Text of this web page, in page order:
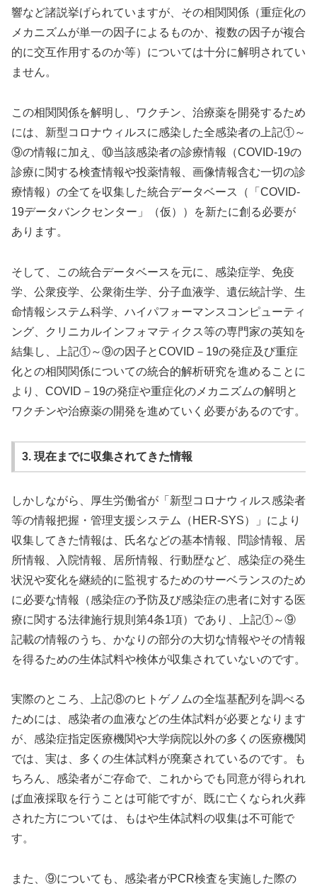
響など諸説挙げられていますが、その相関関係（重症化の
メカニズムが単一の因子によるものか、複数の因子が複合
的に交互作用するのか等）については十分に解明されてい
ません。
この相関関係を解明し、ワクチン、治療薬を開発するため
には、新型コロナウィルスに感染した全感染者の上記①～
⑨の情報に加え、⑩当該感染者の診療情報（COVID-19の
診療に関する検査情報や投薬情報、画像情報含む一切の診
療情報）の全てを収集した統合データベース（「COVID-
19データバンクセンター」（仮））を新たに創る必要が
あります。
そして、この統合データベースを元に、感染症学、免疫
学、公衆疫学、公衆衛生学、分子血液学、遺伝統計学、生
命情報システム科学、ハイパフォーマンスコンピューティ
ング、クリニカルインフォマティクス等の専門家の英知を
結集し、上記①～⑨の因子とCOVID－19の発症及び重症
化との相関関係についての統合的解析研究を進めることに
より、COVID－19の発症や重症化のメカニズムの解明と
ワクチンや治療薬の開発を進めていく必要があるのです。
3. 現在までに収集されてきた情報
しかしながら、厚生労働省が「新型コロナウィルス感染者
等の情報把握・管理支援システム（HER-SYS）」により
収集してきた情報は、氏名などの基本情報、問診情報、居
所情報、入院情報、居所情報、行動歴など、感染症の発生
状況や変化を継続的に監視するためのサーベランスのため
に必要な情報（感染症の予防及び感染症の患者に対する医
療に関する法律施行規則第4条1項）であり、上記①～⑨
記載の情報のうち、かなりの部分の大切な情報やその情報
を得るための生体試料や検体が収集されていないのです。
実際のところ、上記⑧のヒトゲノムの全塩基配列を調べる
ためには、感染者の血液などの生体試料が必要となります
が、感染症指定医療機関や大学病院以外の多くの医療機関
では、実は、多くの生体試料が廃棄されているのです。も
ちろん、感染者がご存命で、これからでも同意が得られれ
ば血液採取を行うことは可能ですが、既に亡くなられ火葬
された方については、もはや生体試料の収集は不可能で
す。
また、⑨についても、感染者がPCR検査を実施した際の